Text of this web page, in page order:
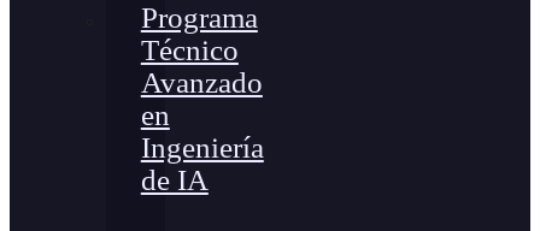
Programa
Técnico
Avanzado
en
Ingeniería
de IA